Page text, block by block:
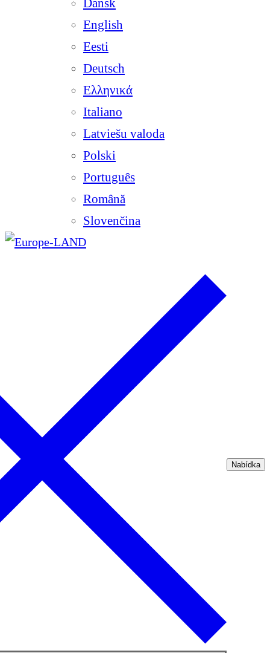
Dansk
English
Eesti
Deutsch
Ελληνικά
Italiano
Latviešu valoda
Polski
Português
Română
Slovenčina
Nabídka